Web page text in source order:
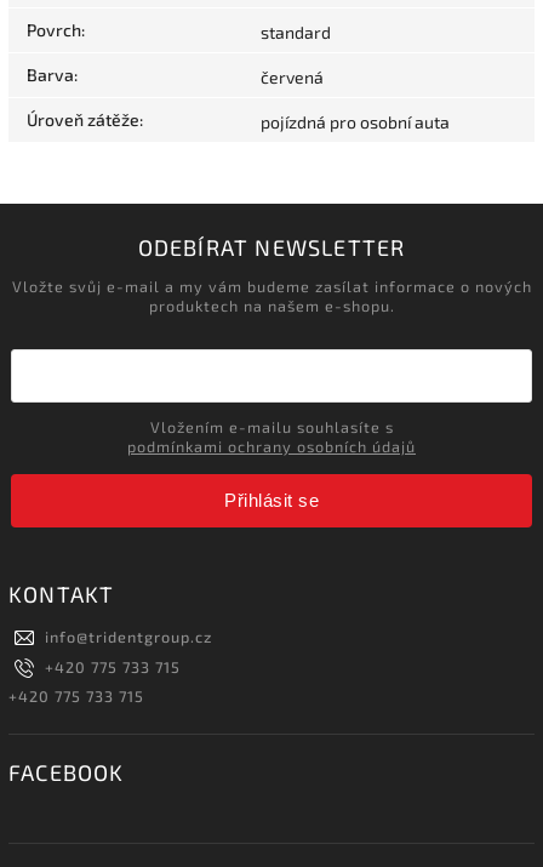
Povrch: standard
Barva: červená
Úroveň zátěže: pojízdná pro osobní auta
ODEBÍRAT NEWSLETTER
Vložte svůj e-mail a my vám budeme zasílat informace o nových
produktech na našem e-shopu.
podmínkami ochrany osobních údajů
Přihlásit se
KONTAKT
info@tridentgroup.cz
+420 775 733 715
+420 775 733 715
FACEBOOK